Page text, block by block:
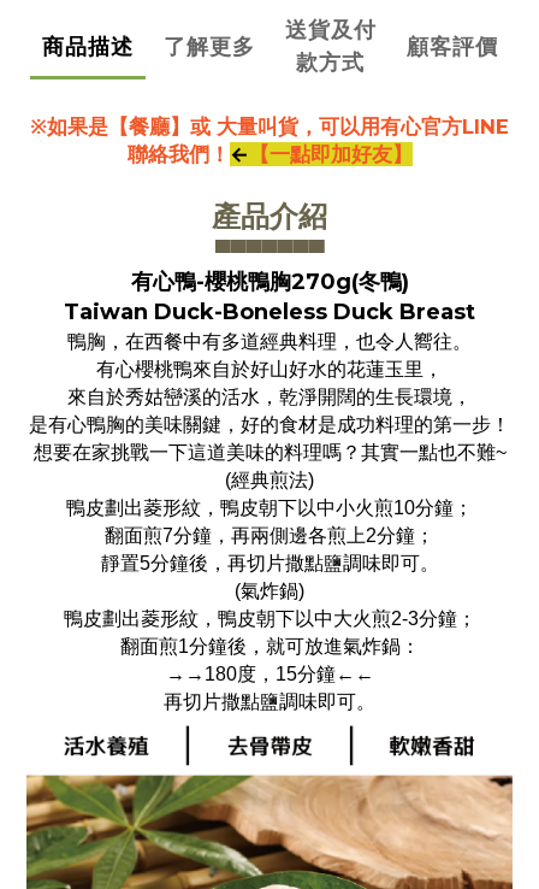
商品描述 了解更多
送貨及付
款方式
顧客評價
※如果是【餐廳】或 大量叫貨，可以用有心官方LINE
聯絡我們！ ← 【一點即加好友】
產品介紹
▀▀▀▀▀▀▀
有心鴨-櫻桃鴨胸270g(冬鴨)
Taiwan Duck-Boneless Duck Breast
鴨胸，在西餐中有多道經典料理，也令人嚮往。
有心櫻桃鴨來自於好山好水的花蓮玉里，
來自於秀姑巒溪的活水，乾淨開闊的生長環境，
是有心鴨胸的美味關鍵， 好的食材是成功料理的第一步！
想要在家挑戰一下這道美味的料理嗎？其實一點也不難~
(經典煎法)
鴨皮劃出菱形紋， 鴨皮朝下以中小火煎10分鐘；
翻面煎7分鐘， 再兩側邊各煎上2分鐘；
靜置5分鐘後，再切片撒點鹽調味即可。
(氣炸鍋)
鴨皮劃出菱形紋， 鴨皮朝下以中大火煎2-3分鐘；
翻面煎1分鐘後，就可放進氣炸鍋：
→→180度，15分鐘←←
再切片撒點鹽調味即可。